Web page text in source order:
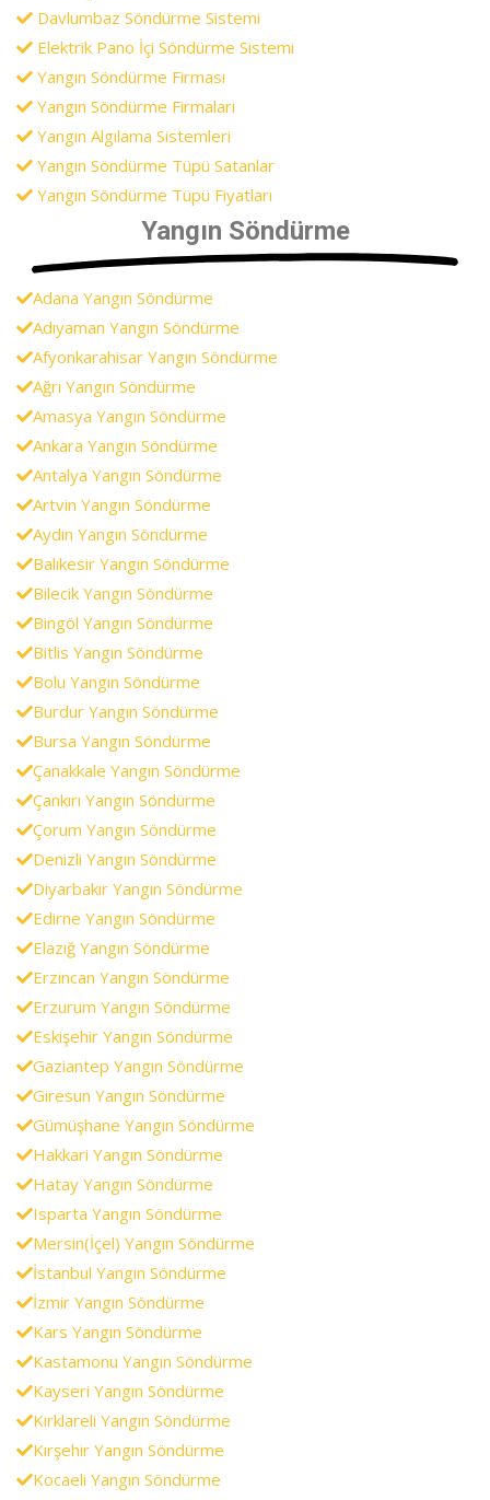
Davlumbaz Söndürme Sistemi
Elektrik Pano İçi Söndürme Sistemi
Yangın Söndürme Firması
Yangın Söndürme Firmaları
Yangın Algılama Sistemleri
Yangın Söndürme Tüpü Satanlar
Yangın Söndürme Tüpü Fiyatları
Yangın Söndürme
Adana Yangın Söndürme
Adıyaman Yangın Söndürme
Afyonkarahisar Yangın Söndürme
Ağrı Yangın Söndürme
Amasya Yangın Söndürme
Ankara Yangın Söndürme
Antalya Yangın Söndürme
Artvin Yangın Söndürme
Aydın Yangın Söndürme
Balıkesir Yangın Söndürme
Bilecik Yangın Söndürme
Bingöl Yangın Söndürme
Bitlis Yangın Söndürme
Bolu Yangın Söndürme
Burdur Yangın Söndürme
Bursa Yangın Söndürme
Çanakkale Yangın Söndürme
Çankırı Yangın Söndürme
Çorum Yangın Söndürme
Denizli Yangın Söndürme
Diyarbakır Yangın Söndürme
Edirne Yangın Söndürme
Elazığ Yangın Söndürme
Erzincan Yangın Söndürme
Erzurum Yangın Söndürme
Eskişehir Yangın Söndürme
Gaziantep Yangın Söndürme
Giresun Yangın Söndürme
Gümüşhane Yangın Söndürme
Hakkari Yangın Söndürme
Hatay Yangın Söndürme
Isparta Yangın Söndürme
Mersin(İçel) Yangın Söndürme
İstanbul Yangın Söndürme
İzmir Yangın Söndürme
Kars Yangın Söndürme
Kastamonu Yangın Söndürme
Kayseri Yangın Söndürme
Kırklareli Yangın Söndürme
Kırşehir Yangın Söndürme
Kocaeli Yangın Söndürme